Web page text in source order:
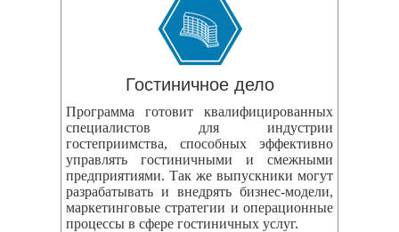
Гостиничное дело
Программа готовит квалифицированных
специалистов для индустрии
гостеприимства, способных эффективно
управлять гостиничными и смежными
предприятиями. Так же выпускники могут
разрабатывать и внедрять бизнес‑модели,
маркетинговые стратегии и операционные
процессы в сфере гостиничных услуг.